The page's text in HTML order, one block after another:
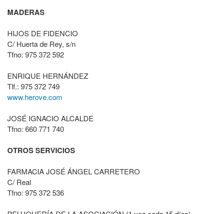
MADERAS
HIJOS DE FIDENCIO
C/ Huerta de Rey, s/n
Tfno: 975 372 592
ENRIQUE HERNÁNDEZ
Tlf.: 975 372 749
www.herove.com
JOSÉ IGNACIO ALCALDE
Tfno: 660 771 740
OTROS SERVICIOS
FARMACIA JOSÉ ÁNGEL CARRETERO
C/ Real
Tfno: 975 372 536